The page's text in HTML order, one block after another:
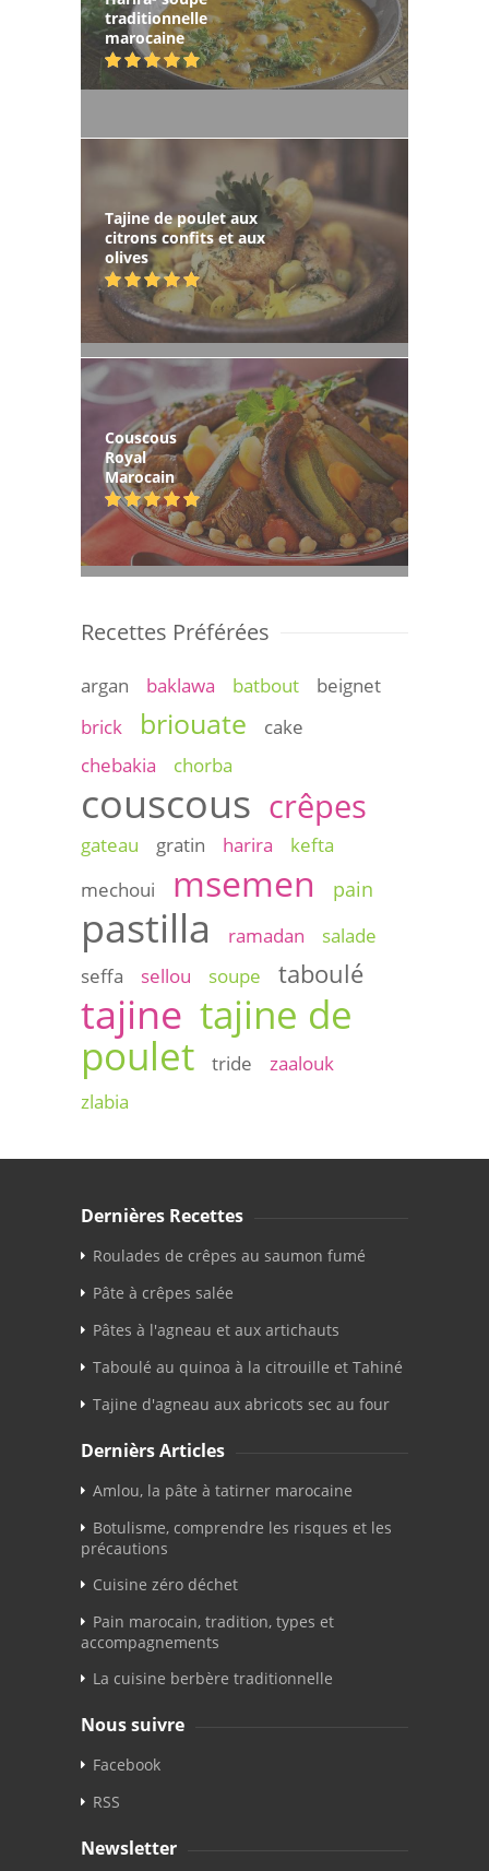
traditionnelle
marocaine
Tajine de poulet aux
citrons confits et aux
olives
Couscous
Royal
Marocain
Recettes Préférées
argan baklawa batbout
beignet
brick
briouate
cake
chebakia
chorba
couscous crêpes
gateau gratin harira
kefta
mechoui
msemen pain
pastilla ramadan
salade
seffa
sellou soupe taboulé
tajine tajine de
poulet
tride
zaalouk
zlabia
Dernières Recettes
Roulades de crêpes au saumon fumé
Pâte à crêpes salée
Pâtes à l'agneau et aux artichauts
Taboulé au quinoa à la citrouille et Tahiné
Tajine d'agneau aux abricots sec au four
Dernièrs Articles
Amlou, la pâte à tatirner marocaine
Botulisme, comprendre les risques et les
précautions
Cuisine zéro déchet
Pain marocain, tradition, types et
accompagnements
La cuisine berbère traditionnelle
Nous suivre
Facebook
RSS
Newsletter